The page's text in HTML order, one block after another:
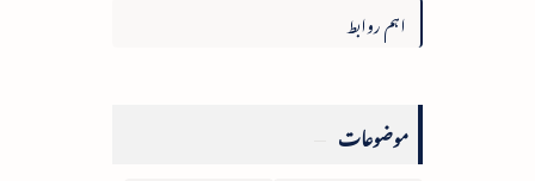
اہم روابط
موضوعات